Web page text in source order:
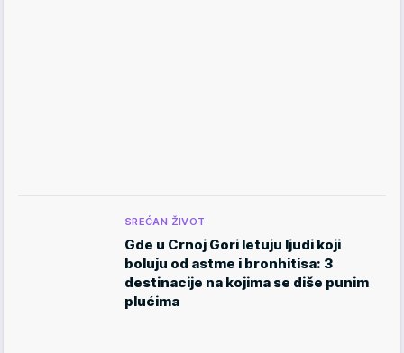
SREĆAN ŽIVOT
Gde u Crnoj Gori letuju ljudi koji
boluju od astme i bronhitisa: 3
destinacije na kojima se diše punim
plućima